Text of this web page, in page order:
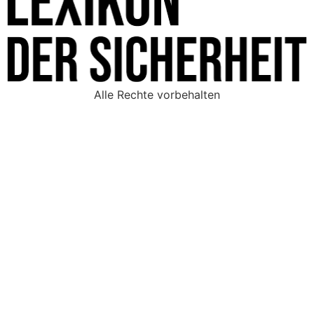
Alle Rechte vorbehalten